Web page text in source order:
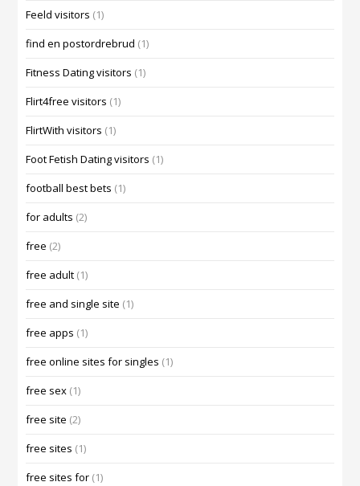
Feeld visitors (1)
find en postordrebrud (1)
Fitness Dating visitors (1)
Flirt4free visitors (1)
FlirtWith visitors (1)
Foot Fetish Dating visitors (1)
football best bets (1)
for adults (2)
free (2)
free adult (1)
free and single site (1)
free apps (1)
free online sites for singles (1)
free sex (1)
free site (2)
free sites (1)
free sites for (1)